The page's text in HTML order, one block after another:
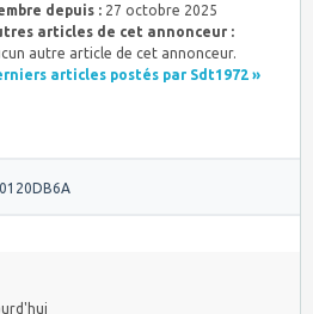
depuis : 27 octobre 2025
articles de cet annonceur :
autre article de cet annonceur.
articles postés par Sdt1972 »